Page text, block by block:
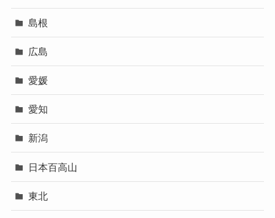
島根
広島
愛媛
愛知
新潟
日本百高山
東北